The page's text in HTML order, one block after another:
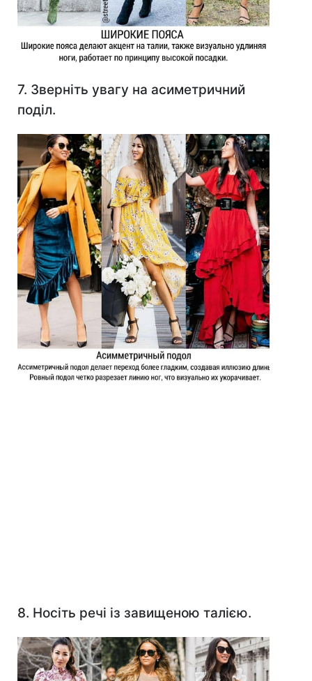
7. Зверніть увагу на асиметричний
поділ.
8. Носіть речі із завищеною талією.